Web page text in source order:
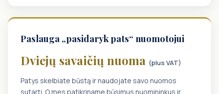
Paslauga „pasidaryk pats“ nuomotojui
Dviejų savaičių nuoma (plus VAT)
Patys skelbiate būstą ir naudojate savo nuomos
sutartį. O mes patikriname būsimus nuomininkus ir